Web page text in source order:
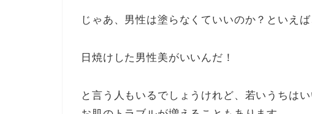
じゃあ、男性は塗らなくていいのか？といえ
日焼けした男性美がいいんだ！
と言う人もいるでしょうけれど、若いうちは